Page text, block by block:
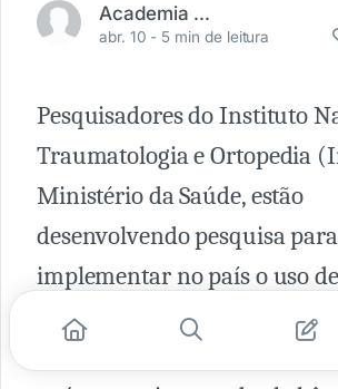
Academia Médica
abr. 10 - 5 min de leitura
Pesquisadores do Instituto
Traumatologia e Ortopedia
Ministério da Saúde, estão
desenvolvendo pesquisa para
implementar no país o uso
biológicos feitos com um